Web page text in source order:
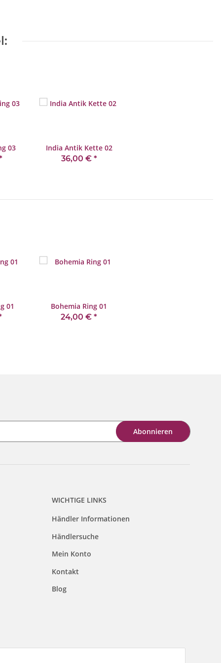
03
India Antik Kette 02
36,00 € *
01
Bohemia Ring 01
24,00 € *
Abonnieren
WICHTIGE LINKS
Händler Informationen
Händlersuche
Mein Konto
Kontakt
Blog